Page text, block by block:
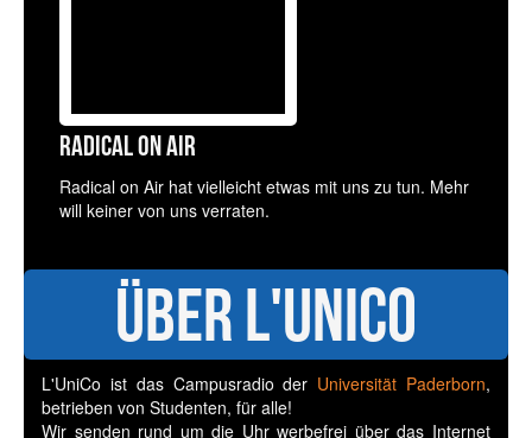
Radical on Air
Radical on Air hat vielleicht etwas mit uns zu tun. Mehr
will keiner von uns verraten.
Über L'UniCo
L'UniCo ist das Campusradio der Universität Paderborn,
betrieben von Studenten, für alle!
Wir senden rund um die Uhr werbefrei über das Internet